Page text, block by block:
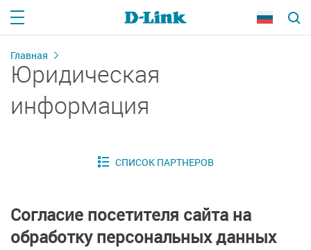
Главная
Юридическая
информация
Согласие посетителя сайта на
обработку персональных данных